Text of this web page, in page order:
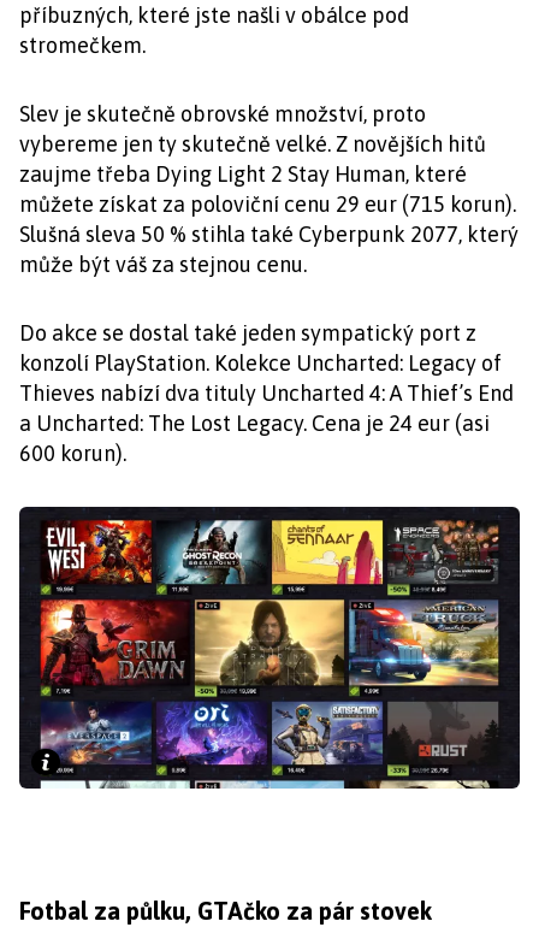
příbuzných, které jste našli v obálce pod
stromečkem.
Slev je skutečně obrovské množství, proto
vybereme jen ty skutečně velké. Z novějších hitů
zaujme třeba Dying Light 2 Stay Human, které
můžete získat za poloviční cenu 29 eur (715 korun).
Slušná sleva 50 % stihla také Cyberpunk 2077, který
může být váš za stejnou cenu.
Do akce se dostal také jeden sympatický port z
konzolí PlayStation. Kolekce Uncharted: Legacy of
Thieves nabízí dva tituly Uncharted 4: A Thief’s End
a Uncharted: The Lost Legacy. Cena je 24 eur (asi
600 korun).
Fotbal za půlku, GTAčko za pár stovek